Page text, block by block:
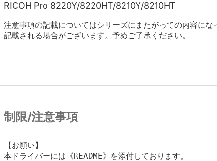
RICOH Pro 8220Y/8220HT/8210Y/8210HT
注意事項の記載についてはシリーズにまたがっての内容に
記載される場合がございます。予めご了承ください。
制限/注意事項
【お願い】
本ドライバーには《README》を添付しております。